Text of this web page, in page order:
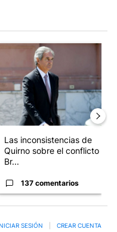
"Encuesta: Patricia
artículo de tendencia con
Las inconsistencias de
Quirno sobre el conflicto con
Br...
137 comentarios
SESIÓN CREAR CUENTA